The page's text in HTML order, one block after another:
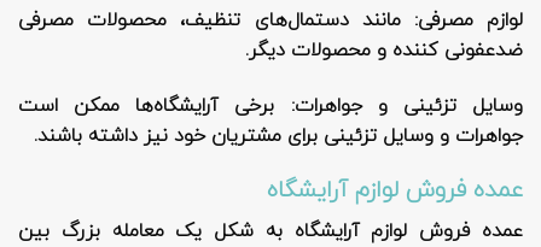
لوازم مصرفی: مانند دستمال‌های تنظیف، محصولات مصرفی
ضدعفونی کننده و محصولات دیگر.
وسایل تزئینی و جواهرات: برخی آرایشگاه‌ها ممکن است
جواهرات و وسایل تزئینی برای مشتریان خود نیز داشته باشند.
عمده فروش لوازم آرایشگاه
عمده فروش لوازم آرایشگاه به شکل یک معامله بزرگ بین